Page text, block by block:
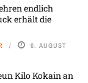
endlich
erhält die
6. AUGUST
Kilo Kokain an